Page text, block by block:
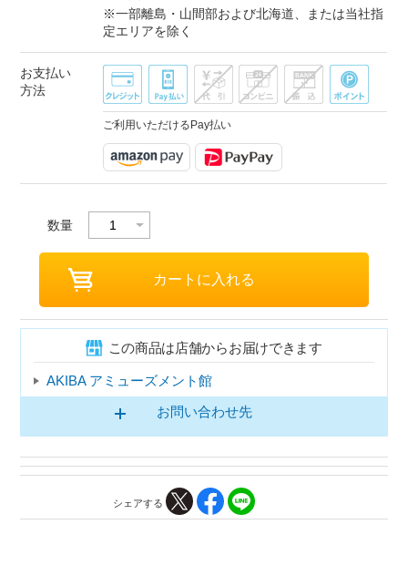
※一部離島・山間部および北海道、または当社指
定エリアを除く
お支払い
方法
ご利用いただけるPay払い
数量
この商品は店舗からお届けできます
AKIBA アミューズメント館
お問い合わせ先
シェアする